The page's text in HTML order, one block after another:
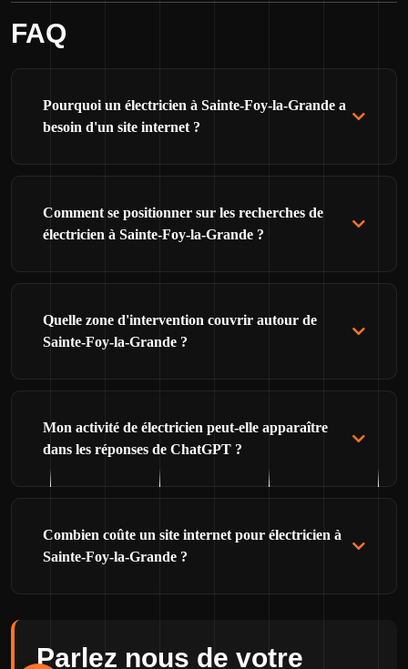
FAQ
Pourquoi un électricien à Sainte-Foy-la-Grande a
besoin d'un site internet ?
Comment se positionner sur les recherches de
électricien à Sainte-Foy-la-Grande ?
Quelle zone d'intervention couvrir autour de
Sainte-Foy-la-Grande ?
Mon activité de électricien peut-elle apparaître
dans les réponses de ChatGPT ?
Combien coûte un site internet pour électricien à
Sainte-Foy-la-Grande ?
Parlez nous de votre